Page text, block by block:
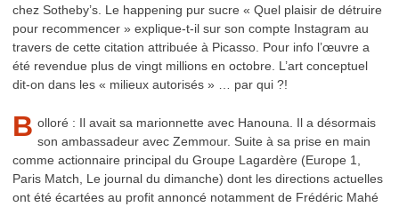
chez Sotheby’s. Le happening pur sucre « Quel plaisir de détruire
pour recommencer » explique-t-il sur son compte Instagram au
travers de cette citation attribuée à Picasso. Pour info l’œuvre a
été revendue plus de vingt millions en octobre. L’art conceptuel
dit-on dans les « milieux autorisés » … par qui ?!
B olloré : Il avait sa marionnette avec Hanouna. Il a désormais
son ambassadeur avec Zemmour. Suite à sa prise en main
comme actionnaire principal du Groupe Lagardère (Europe 1,
Paris Match, Le journal du dimanche) dont les directions actuelles
ont été écartées au profit annoncé notamment de Frédéric Mahé